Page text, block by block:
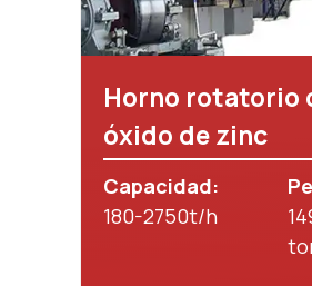
Horno rotatorio
óxido de zinc
Capacidad:
180-2750t/h